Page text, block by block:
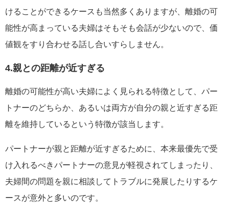
けることができるケースも当然多くありますが、離婚の可
能性が高まっている夫婦はそもそも会話が少ないので、価
値観をすり合わせる話し合いすらしません。
4.親との距離が近すぎる
離婚の可能性が高い夫婦によく見られる特徴として、パー
トナーのどちらか、あるいは両方が自分の親と近すぎる距
離を維持しているという特徴が該当します。
パートナーが親と距離が近すぎるために、本来最優先で受
け入れるべきパートナーの意見が軽視されてしまったり、
夫婦間の問題を親に相談してトラブルに発展したりするケ
ースが意外と多いのです。